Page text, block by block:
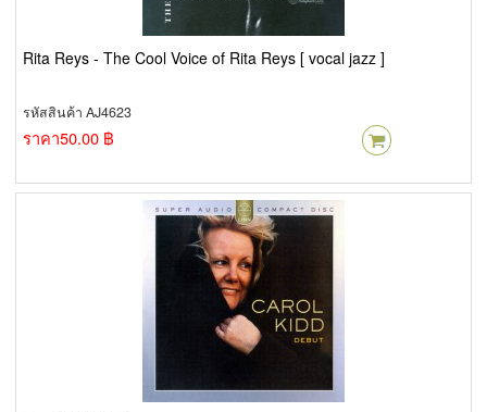
Rita Reys - The Cool Voice of Rita Reys [ vocal jazz ]
รหัสสินค้า AJ4623
ราคา50.00 ฿